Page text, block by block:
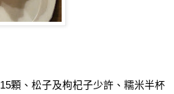
15顆、松子及枸杞子少許、糯米半杯